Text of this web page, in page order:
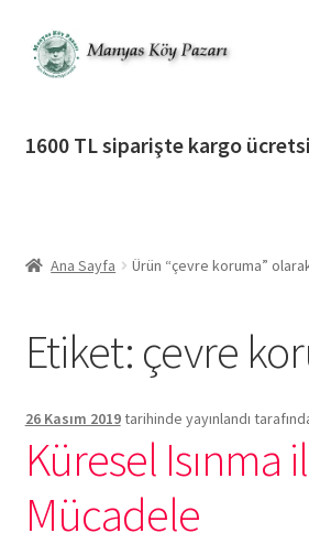
Dolaşıma
geç
İçeriğe
geç
İletişim
1600 TL siparişte kargo
Ana Sayfa Ürün “çevre koruma”
Etiket: çevre
26 Kasım 2019tarihinde yayınlandı
Küresel Isınma
Mücadele